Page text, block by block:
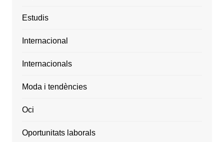
Estudis
Internacional
Internacionals
Moda i tendències
Oci
Oportunitats laborals